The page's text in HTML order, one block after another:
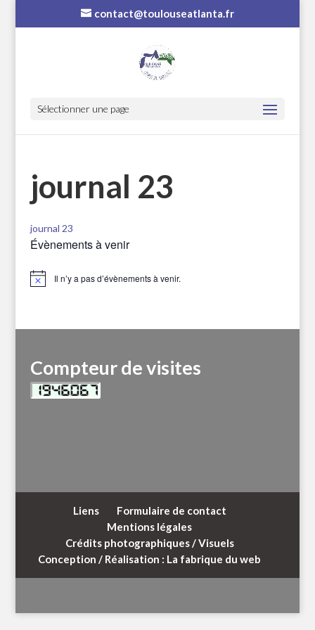
contact@toulouseatlanta.fr
Sélectionner une page
journal 23
journal 23
Évènements à venir
Notice Il n’y a pas d’évènements à venir.
Compteur de visites
Liens
Formulaire de contact
Mentions légales
Crédits photographiques / Visuels
Conception / Réalisation : La fabrique du web